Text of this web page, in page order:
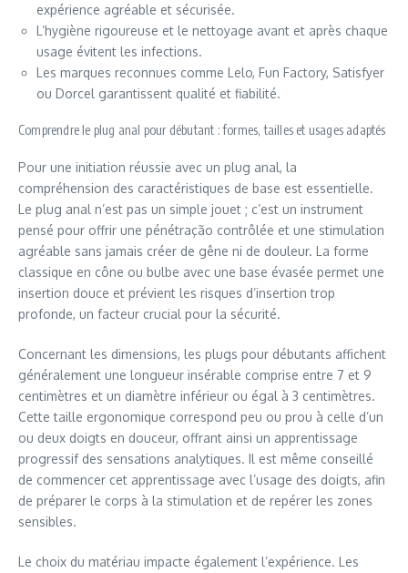
expérience agréable et sécurisée.
L’hygiène rigoureuse et le nettoyage avant et après chaque
usage évitent les infections.
Les marques reconnues comme Lelo, Fun Factory, Satisfyer
ou Dorcel garantissent qualité et fiabilité.
Comprendre le plug anal pour débutant : formes, tailles et usages adaptés
Pour une initiation réussie avec un plug anal, la
compréhension des caractéristiques de base est essentielle.
Le plug anal n’est pas un simple jouet ; c’est un instrument
pensé pour offrir une pénétração contrôlée et une stimulation
agréable sans jamais créer de gêne ni de douleur. La forme
classique en cône ou bulbe avec une base évasée permet une
insertion douce et prévient les risques d’insertion trop
profonde, un facteur crucial pour la sécurité.
Concernant les dimensions, les plugs pour débutants affichent
généralement une longueur insérable comprise entre 7 et 9
centimètres et un diamètre inférieur ou égal à 3 centimètres.
Cette taille ergonomique correspond peu ou prou à celle d’un
ou deux doigts en douceur, offrant ainsi un apprentissage
progressif des sensations analytiques. Il est même conseillé
de commencer cet apprentissage avec l’usage des doigts, afin
de préparer le corps à la stimulation et de repérer les zones
sensibles.
Le choix du matériau impacte également l’expérience. Les